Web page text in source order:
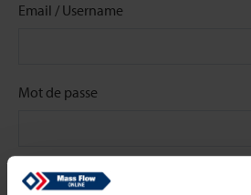
Email / Username
Mot de passe
Stay signed in